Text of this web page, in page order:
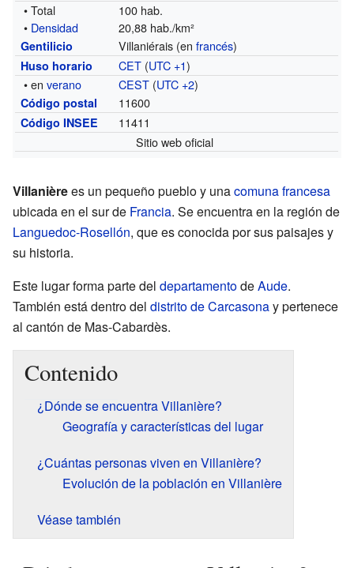
• Total
100 hab.
• Densidad 20,88 hab./km²
Gentilicio Villaniérais (enfrancés)
Huso horario CET (UTC +1)
• enverano CEST (UTC +2)
Código postal 11600
Código INSEE
11411
Sitio web oficial
Villanièrees un pequeño pueblo y unacomuna francesa
ubicada en el sur de Francia. Se encuentra en la región de
Languedoc-Rosellón, que es conocida por sus paisajes y
su historia.
Este lugar forma parte del departamentodeAude.
También está dentro del distrito de Carcasonay pertenece
al cantón de Mas-Cabardès.
Contenido
¿Dónde se encuentra Villanière?
Geografía y características del lugar
¿Cuántas personas viven en Villanière?
Evolución de la población en Villanière
Véase también